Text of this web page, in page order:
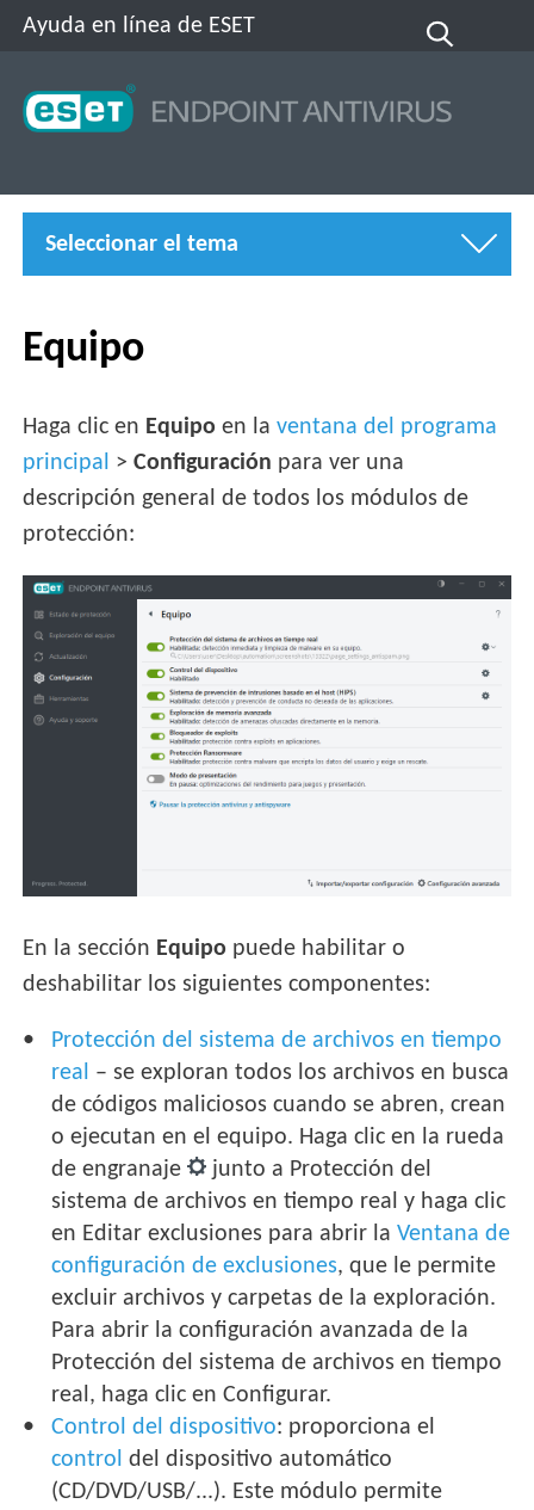
Ayuda en línea de ESET
Seleccionar el tema
Equipo
Haga clic en Equipo en laventana del programa
principal >Configuración para ver una
descripción general de todos los módulos de
protección:
En la sección Equipo puede habilitar o
deshabilitar los siguientes componentes:
Protección del sistema de archivos en tiempo
real – se exploran todos los archivos en busca
de códigos maliciosos cuando se abren, crean
o ejecutan en el equipo. Haga clic en la rueda
de engranaje
junto a Protección del
sistema de archivos en tiempo real y haga clic
en Editar exclusiones para abrir laVentana de
configuración de exclusiones, que le permite
excluir archivos y carpetas de la exploración.
Para abrir la configuración avanzada de la
Protección del sistema de archivos en tiempo
real, haga clic en Configurar.
Control del dispositivo: proporciona el
control del dispositivo automático
(CD/DVD/USB/...). Este módulo permite